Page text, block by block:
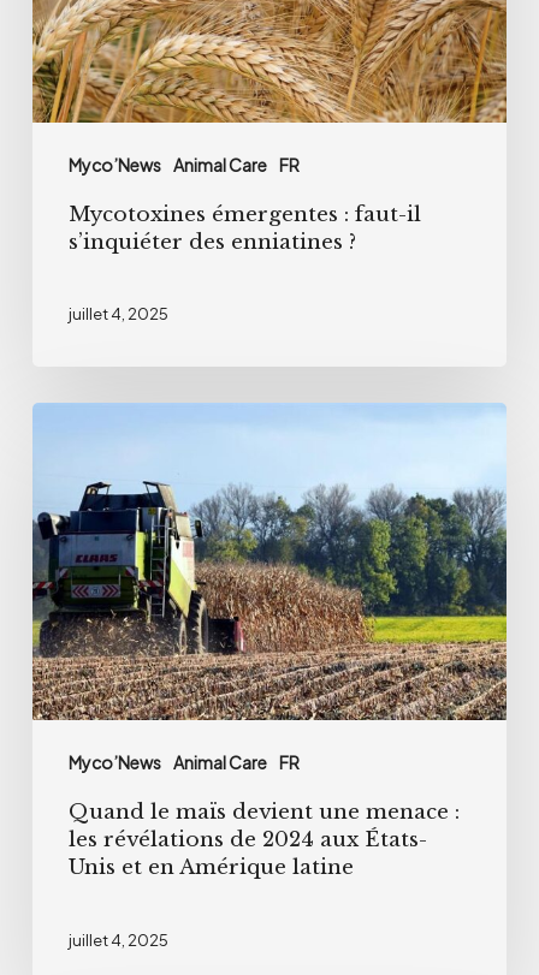
Myco’News Animal Care FR
des
enniatines
?
Mycotoxines émergentes : faut-il
s’inquiéter des enniatines ?
juillet 4, 2025
Myco’News Animal Care FR
devient
une
menace
:
les
révélations
États-
Quand le maïs devient une menace :
les révélations de 2024 aux États-
Unis et en Amérique latine
juillet 4, 2025